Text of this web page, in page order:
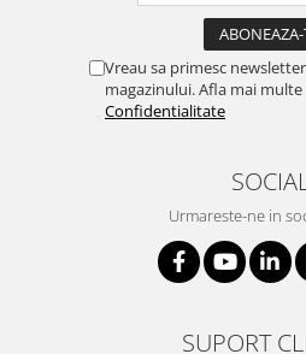
Vreau sa primesc
magazinului. Afla mai multe
Confidentialitate
Urmareste-ne in
SUPORT